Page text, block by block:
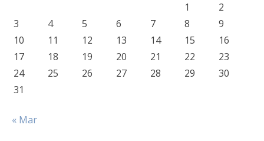
1
2
3
4 5 6 7 8
9
10
11 12 13 14 15
16
17
18 19 20 21 22
23
24
25 26 27 28 29
30
31
« Mar